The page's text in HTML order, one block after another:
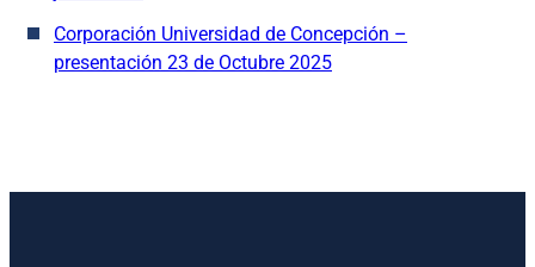
Corporación Universidad de Concepción –
presentación 23 de Octubre 2025